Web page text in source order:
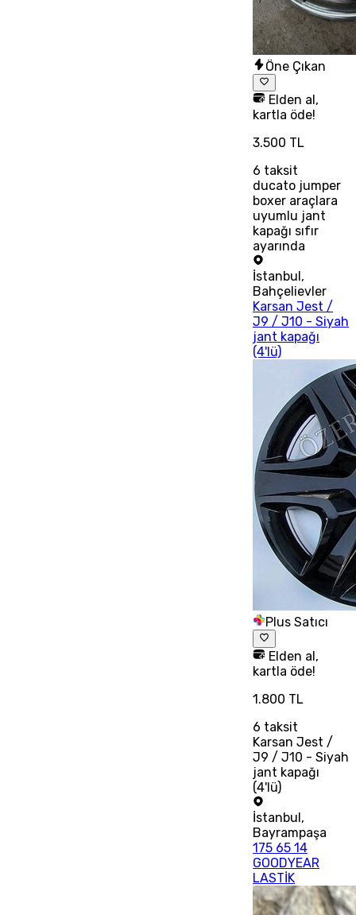
Öne Çıkan
Elden al,
kartla öde!
3.500 TL
6 taksit
ducato jumper
boxer araçlara
uyumlu jant
kapağı sıfır
ayarında
İstanbul ,
Bahçelievler
Karsan Jest /
J9 / J10 - Siyah
jant kapağı
(4'lü)
Plus Satıcı
Elden al,
kartla öde!
1.800 TL
6 taksit
Karsan Jest /
J9 / J10 - Siyah
jant kapağı
(4'lü)
İstanbul,
Bayrampaşa
175 65 14
GOODYEAR
LASTİK